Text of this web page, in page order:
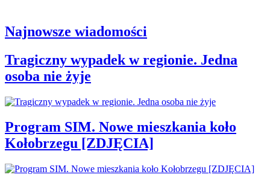
Najnowsze wiadomości
Tragiczny wypadek w regionie. Jedna
osoba nie żyje
Program SIM. Nowe mieszkania koło
Kołobrzegu [ZDJĘCIA]